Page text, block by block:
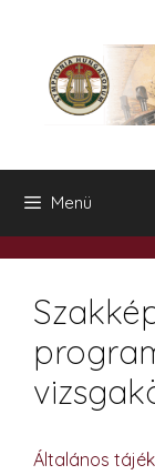
tartalomba
Menü
Általános